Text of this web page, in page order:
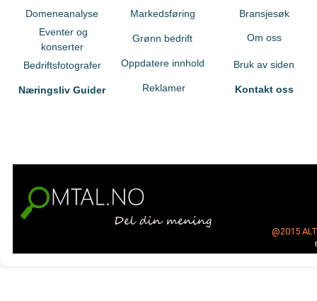
Domeneanalyse
Eventer og
konserter
Bedriftsfotografer
Næringsliv Guider
Markedsføring
Grønn bedrift
Oppdatere innhold
Reklamer
Bransjesøk
Om oss
Bruk av siden
Kontakt oss
@2015